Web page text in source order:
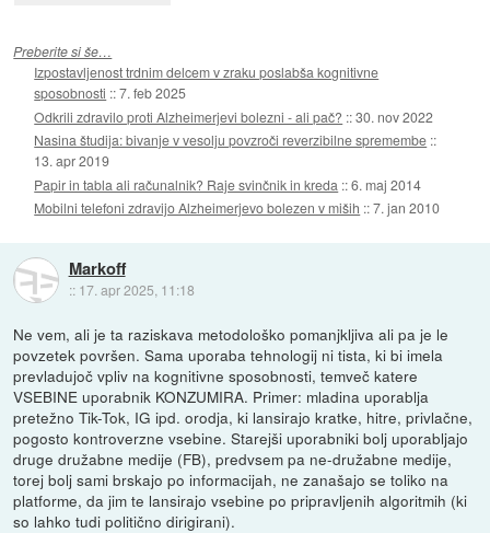
Preberite si še…
Izpostavljenost trdnim delcem v zraku poslabša kognitivne
sposobnosti ::7. feb 2025
Odkrili zdravilo proti Alzheimerjevi bolezni - ali pač? ::30. nov 2022
Nasina študija: bivanje v vesolju povzroči reverzibilne spremembe ::
13. apr 2019
Papir in tabla ali računalnik? Raje svinčnik in kreda ::6. maj 2014
Mobilni telefoni zdravijo Alzheimerjevo bolezen v miših ::7. jan 2010
Markoff
:: 17. apr 2025, 11:18
Ne vem, ali je ta raziskava metodološko pomanjkljiva ali pa je le
povzetek površen. Sama uporaba tehnologij ni tista, ki bi imela
prevladujoč vpliv na kognitivne sposobnosti, temveč katere
VSEBINE uporabnik KONZUMIRA. Primer: mladina uporablja
pretežno Tik-Tok, IG ipd. orodja, ki lansirajo kratke, hitre, privlačne,
pogosto kontroverzne vsebine. Starejši uporabniki bolj uporabljajo
druge družabne medije (FB), predvsem pa ne-družabne medije,
torej bolj sami brskajo po informacijah, ne zanašajo se toliko na
platforme, da jim te lansirajo vsebine po pripravljenih algoritmih (ki
so lahko tudi politično dirigirani).